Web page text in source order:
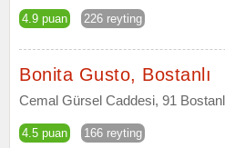
4.9 puan 226 reyting
Bonita Gusto, Bostanlı
Cemal Gürsel Caddesi, 91
4.5 puan 166 reyting